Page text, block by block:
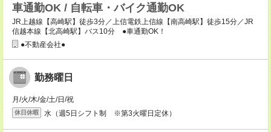
車通勤OK / 自転車・バイク通勤OK
JR上越線【高崎駅】徒歩3分／上信電鉄上信線【南高崎駅】徒歩15分／JR
信越本線【北高崎駅】バス10分 ●車通勤OK！
●不動産会社●
勤務曜日
月/火/木/金/土/日/祝
休日休暇 水（週5日シフト制 ※第3火曜日定休）